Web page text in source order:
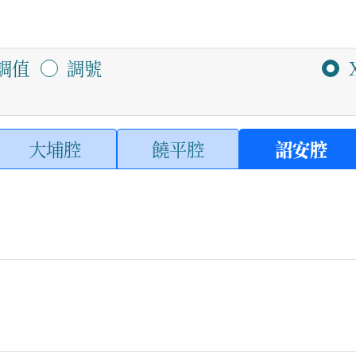
值 調號
大埔腔 饒平腔 詔安腔